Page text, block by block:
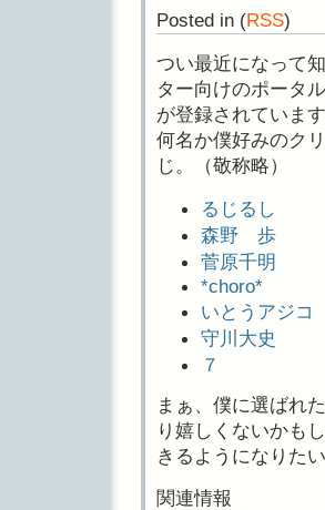
Posted in (RSS)
つい最近になって
ター向けのポータ
が登録されています
何名か僕好みのク
じ。（敬称略）
るじるし
森野 歩
菅原千明
*choro*
いとうアジコ
守川大史
７
まぁ、僕に選ばれ
り嬉しくないかも
きるようになりた
関連情報